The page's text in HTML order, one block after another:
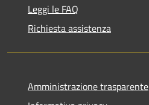
Leggi le FAQ
Richiesta assistenza
Amministrazione trasparente